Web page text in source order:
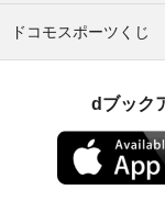
ドコモスポーツくじ
dブック